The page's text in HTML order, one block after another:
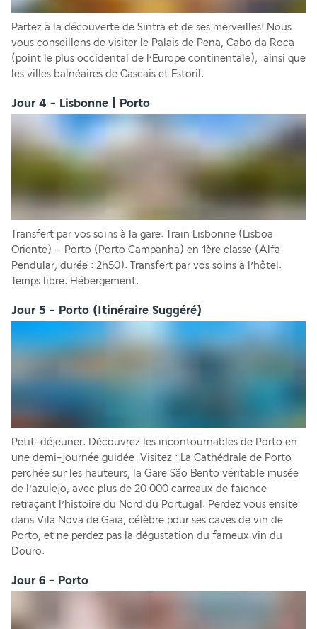
Partez à la découverte de Sintra et de ses merveilles! Nous
vous conseillons de visiter le Palais de Pena, Cabo da Roca
(point le plus occidental de l’Europe continentale),  ainsi que
les villes balnéaires de Cascais et Estoril.
Jour 4 - Lisbonne | Porto
Transfert par vos soins à la gare. Train Lisbonne (Lisboa
Oriente) – Porto (Porto Campanha) en 1ère classe (Alfa
Pendular, durée : 2h50). Transfert par vos soins à l’hôtel.
Temps libre. Hébergement.
Jour 5 - Porto (Itinéraire Suggéré)
Petit-déjeuner. Découvrez les incontournables de Porto en
une demi-journée guidée. Visitez : La Cathédrale de Porto
perchée sur les hauteurs, la Gare São Bento véritable musée
de l’azulejo, avec plus de 20 000 carreaux de faïence
retraçant l’histoire du Nord du Portugal. Perdez vous ensite
dans Vila Nova de Gaia, célèbre pour ses caves de vin de
Porto, et ne perdez pas la dégustation du fameux vin du
Douro.
Jour 6 - Porto